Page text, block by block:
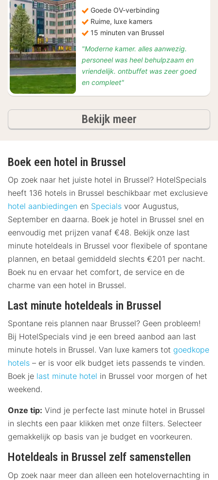
Goede OV-verbinding
Ruime, luxe kamers
15 minuten van Brussel
"Moderne kamer. alles aanwezig.
personeel was heel behulpzaam en
vriendelijk. ontbuffet was zeer goed
en compleet"
Bekijk meerhotels
Boek een hotel in Brussel
Op zoek naar het juiste hotel in Brussel? HotelSpecials
heeft 136 hotels in Brussel beschikbaar met exclusieve
hotel aanbiedingen en Specials voor Augustus,
September en daarna. Boek je hotel in Brussel snel en
eenvoudig met prijzen vanaf €48. Bekijk onze last
minute hoteldeals in Brussel voor flexibele of spontane
plannen, en betaal gemiddeld slechts €201 per nacht.
Boek nu en ervaar het comfort, de service en de
charme van een hotel in Brussel.
Last minute hoteldeals in Brussel
Spontane reis plannen naar Brussel? Geen probleem!
Bij HotelSpecials vind je een breed aanbod aan last
minute hotels in Brussel. Van luxe kamers tot goedkope
hotels – er is voor elk budget iets passends te vinden.
Boek je last minute hotel in Brussel voor morgen of het
weekend.
Onze tip: Vind je perfecte last minute hotel in Brussel
in slechts een paar klikken met onze filters. Selecteer
gemakkelijk op basis van je budget en voorkeuren.
Hoteldeals in Brussel zelf samenstellen
Op zoek naar meer dan alleen een hotelovernachting in